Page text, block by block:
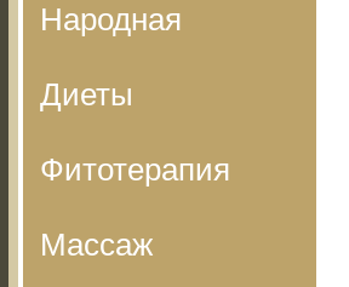
Народная
Диеты
Фитотерапия
Массаж